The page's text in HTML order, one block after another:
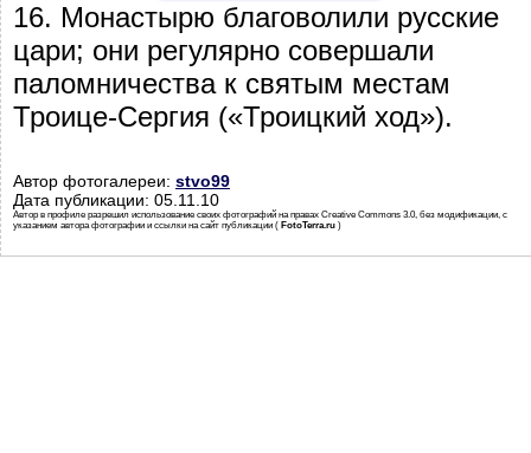
16. Монастырю благоволили русские
цари; они регулярно совершали
паломничества к святым местам
Троице-Сергия («Троицкий ход»).
Автор фотогалереи: stvo99
Дата публикации: 05.11.10
Автор в профиле разрешил использование своих фотографий на правах Creative Commons 3.0, без модификации, с
указанием автора фотографии и ссылки на сайт публикации ( FotoTerra.ru )